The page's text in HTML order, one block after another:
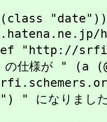
(class
"http://
の仕様が " (a
" になりまし